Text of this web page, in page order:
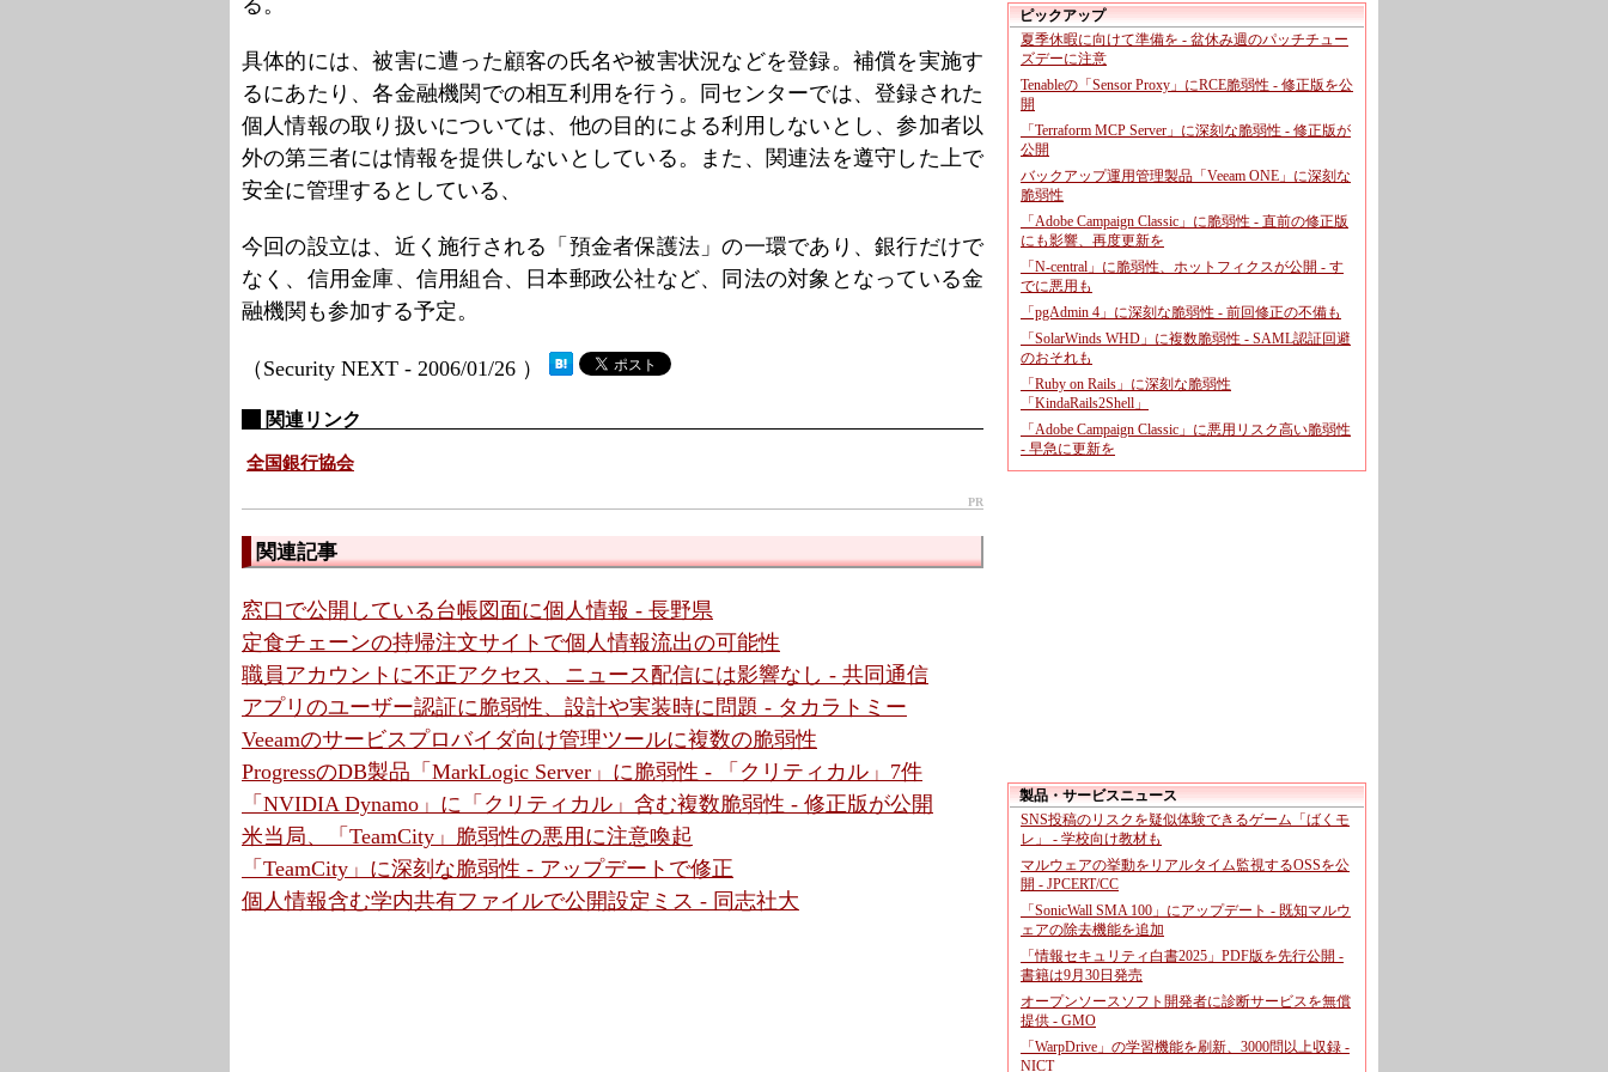
る。
具体的には、被害に遭った顧客の氏名や被害状況などを登録。補償を実施す
るにあたり、各金融機関での相互利用を行う。同センターでは、登録された
個人情報の取り扱いについては、他の目的による利用しないとし、参加者以
外の第三者には情報を提供しないとしている。また、関連法を遵守した上で
安全に管理するとしている、
今回の設立は、近く施行される「預金者保護法」の一環であり、銀行だけで
なく、信用金庫、信用組合、日本郵政公社など、同法の対象となっている金
融機関も参加する予定。
（Security NEXT - 2006/01/26 ）
関連リンク
全国銀行協会
PR
関連記事
窓口で公開している台帳図面に個人情報 - 長野県
定食チェーンの持帰注文サイトで個人情報流出の可能性
職員アカウントに不正アクセス、ニュース配信には影響なし - 共同通信
アプリのユーザー認証に脆弱性、設計や実装時に問題 - タカラトミー
Veeamのサービスプロバイダ向け管理ツールに複数の脆弱性
ProgressのDB製品「MarkLogic Server」に脆弱性 - 「クリティカル」7件
「NVIDIA Dynamo」に「クリティカル」含む複数脆弱性 - 修正版が公開
米当局、「TeamCity」脆弱性の悪用に注意喚起
「TeamCity」に深刻な脆弱性 - アップデートで修正
個人情報含む学内共有ファイルで公開設定ミス - 同志社大
ピックアップ
夏季休暇に向けて準備を - 盆休み週のパッチチュー
ズデーに注意
Tenableの「Sensor Proxy」にRCE脆弱性 - 修正版を公
開
「Terraform MCP Server」に深刻な脆弱性 - 修正版が
公開
バックアップ運用管理製品「Veeam ONE」に深刻な
脆弱性
「Adobe Campaign Classic」に脆弱性 - 直前の修正版
にも影響、再度更新を
「N-central」に脆弱性、ホットフィクスが公開 - す
でに悪用も
「pgAdmin 4」に深刻な脆弱性 - 前回修正の不備も
「SolarWinds WHD」に複数脆弱性 - SAML認証回避
のおそれも
「Ruby on Rails」に深刻な脆弱性
「KindaRails2Shell」
「Adobe Campaign Classic」に悪用リスク高い脆弱性
- 早急に更新を
製品・サービスニュース
SNS投稿のリスクを疑似体験できるゲーム「ばくモ
レ」 - 学校向け教材も
マルウェアの挙動をリアルタイム監視するOSSを公
開 - JPCERT/CC
「SonicWall SMA 100」にアップデート - 既知マルウ
ェアの除去機能を追加
「情報セキュリティ白書2025」PDF版を先行公開 -
書籍は9月30日発売
オープンソースソフト開発者に診断サービスを無償
提供 - GMO
「WarpDrive」の学習機能を刷新、3000問以上収録 -
NICT